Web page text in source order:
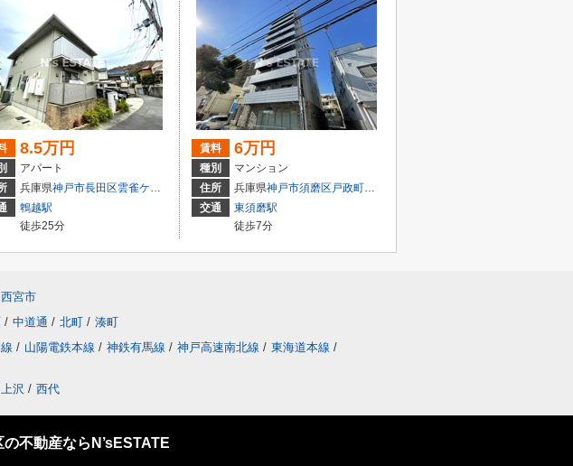
8.5万円
アパート
兵庫県神戸市長田区雲雀ケ丘
２丁目
鵯越駅
徒歩25分
賃料 6万円
種別
マンション
住所
兵庫県神戸市須磨区 戸政町１丁目
交通
東須磨駅
徒歩7分
西宮市
/ 中道通 / 北町 / 湊町
/ 山陽電鉄本線 / 神鉄有馬線 / 神戸高速南北線 / 東海道本線 /
上沢 / 西代
不動産ならN’sESTATE